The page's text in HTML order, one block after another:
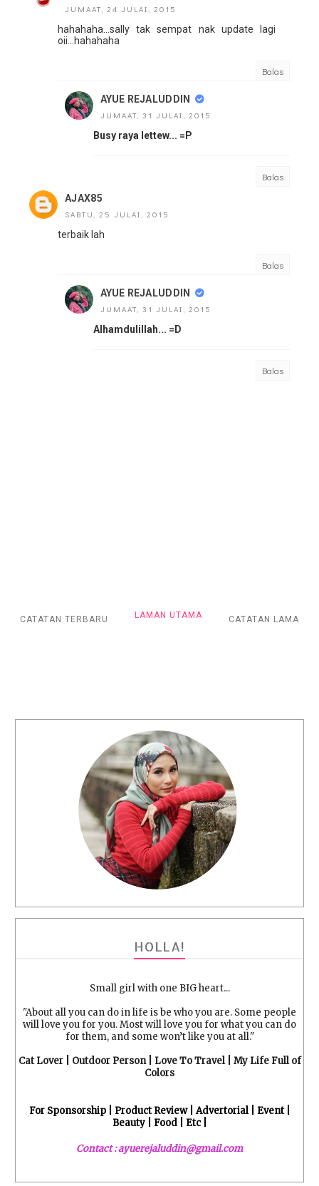
JUMAAT, 24 JULAI, 2015
hahahaha...sally tak sempat nak update lagi
oii...hahahaha
Balas
AYUE REJALUDDIN
JUMAAT, 31 JULAI, 2015
Busy raya lettew... =P
Balas
AJAX85
SABTU, 25 JULAI, 2015
terbaik lah
Balas
AYUE REJALUDDIN
JUMAAT, 31 JULAI, 2015
Alhamdulillah... =D
Balas
CATATAN TERBARU CATATAN LAMA
LAMAN UTAMA
HOLLA!
Small girl with one BIG heart...
"About all you can do in life is be who you are. Some people
will love you for you. Most will love you for what you can do
for them, and some won’t like you at all."
Cat Lover | Outdoor Person | Love To Travel | My Life Full of
Colors
For Sponsorship | Product Review | Advertorial | Event |
Beauty | Food | Etc |
Contact : ayuerejaluddin@gmail.com